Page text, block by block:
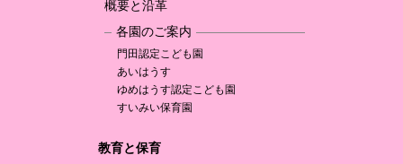
概要と沿革
各園のご案内
門田認定 こども園
あいはうす
ゆめはうす認定 こども園
すいみい保育園
教育と保育